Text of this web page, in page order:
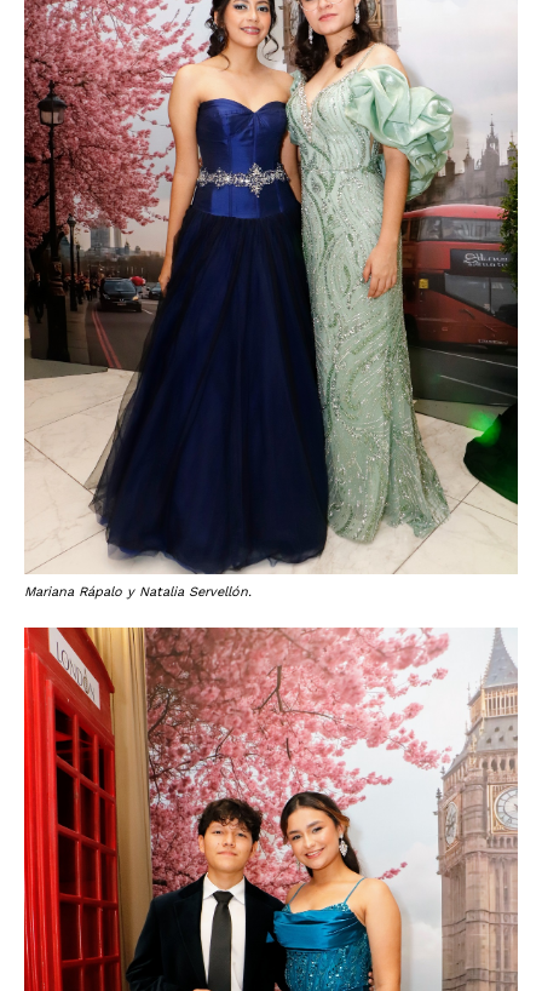
Mariana Rápalo y Natalia Servellón.